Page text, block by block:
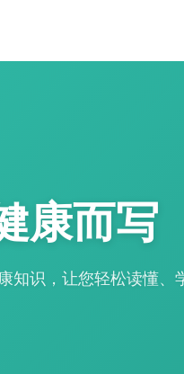
康而写
识，让您轻松读懂、